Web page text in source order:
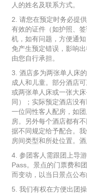
人的姓名及联系方式。
2. 请您在预定时务必提
有效的证件（如护照、
机，如有问题，方便通
免产生预定错误，影响
由您自行承担。
3. 酒店多为两张单人床
成人和儿童。部分酒店
或两张单人床或一张大
同）；实际预定酒店没
一位同性客人配房，如
房。另外每个酒店都有
据不同规定给予配合。
房间类型和所处位置。
4. 参团客人需跟团上导
Pass。景点的门票费和
而变动，以当日景点公布
5. 我们有权在方便出团